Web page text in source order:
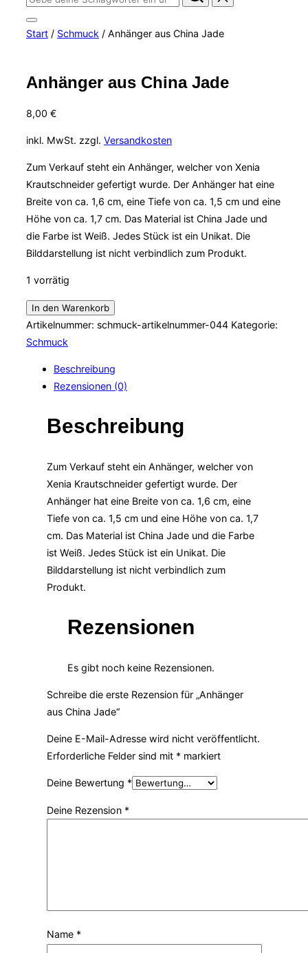
nach:
Seitenleiste
&
Start / Schmuck / Anhänger aus China Jade
Anhänger aus China Jade
8,00 €
inkl. MwSt. zzgl. Versandkosten
Zum Verkauf steht ein Anhänger, welcher von Xenia
Krautschneider gefertigt wurde. Der Anhänger hat eine
Breite von ca. 1,6 cm, eine Tiefe von ca. 1,5 cm und eine
Höhe von ca. 1,7 cm. Das Material ist China Jade und
die Farbe ist Weiß. Jedes Stück ist ein Unikat. Die
Bilddarstellung ist nicht verbindlich zum Produkt.
1 vorrätig
Anhänger
aus
China
Menge
In den Warenkorb
Artikelnummer: schmuck-artikelnummer-044 Kategorie:
Schmuck
Beschreibung
Rezensionen (0)
Beschreibung
Zum Verkauf steht ein Anhänger, welcher von
Xenia Krautschneider gefertigt wurde. Der
Anhänger hat eine Breite von ca. 1,6 cm, eine
Tiefe von ca. 1,5 cm und eine Höhe von ca. 1,7
cm. Das Material ist China Jade und die Farbe
ist Weiß. Jedes Stück ist ein Unikat. Die
Bilddarstellung ist nicht verbindlich zum
Produkt.
Rezensionen
Es gibt noch keine Rezensionen.
Schreibe die erste Rezension für „Anhänger
aus China Jade“
Deine E-Mail-Adresse wird nicht veröffentlicht.
Erforderliche Felder sind mit * markiert
Deine Bewertung *
Deine Rezension *
Name *